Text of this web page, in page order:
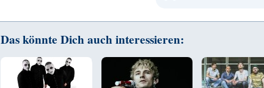
Das könnte Dich auch interessieren: